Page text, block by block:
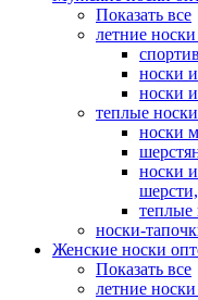
Показать все
летние
носки
носки
теплые
носки
носки
теплые
носки-
Женские носки
Показать все
летние